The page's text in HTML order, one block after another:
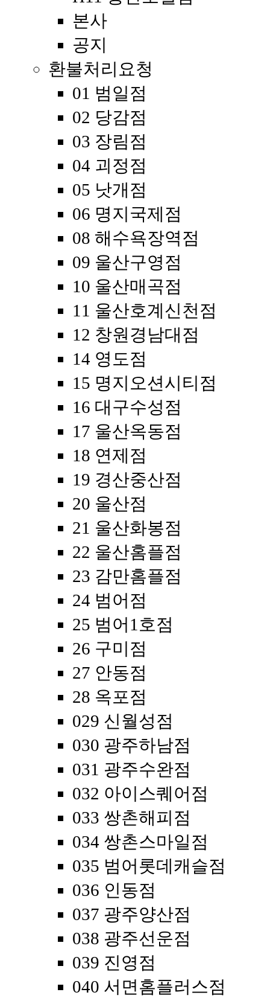
본사
공지
환불처리요청
01 범일점
02 당감점
03 장림점
04 괴정점
05 낫개점
06 명지국제점
08 해수욕장역점
09 울산구영점
10 울산매곡점
11 울산호계신천점
12 창원경남대점
14 영도점
15 명지오션시티점
16 대구수성점
17 울산옥동점
18 연제점
19 경산중산점
20 울산점
21 울산화봉점
22 울산홈플점
23 감만홈플점
24 범어점
25 범어1호점
26 구미점
27 안동점
28 옥포점
029 신월성점
030 광주하남점
031 광주수완점
032 아이스퀘어점
033 쌍촌해피점
034 쌍촌스마일점
035 범어롯데캐슬점
036 인동점
037 광주양산점
038 광주선운점
039 진영점
040 서면홈플러스점